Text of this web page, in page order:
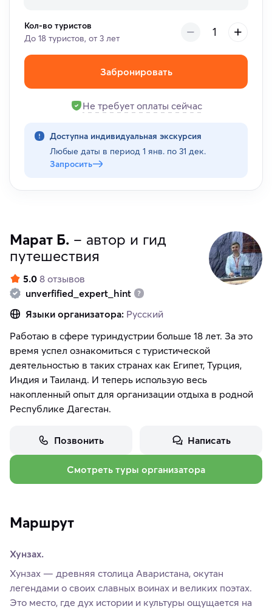
Кол-во туристов
До 18 туристов, от 3 лет
Забронировать
Не требует оплаты сейчас
Доступна индивидуальная экскурсия
Любые даты в период 1 янв. по 31 дек.
Запросить
Марат Б. – автор и гид
путешествия
5.0 8 отзывов
unverfified_expert_hint
Языки организатора: Русский
Работаю в сфере туриндустрии больше 18 лет. За это
время успел ознакомиться с туристической
деятельностью в таких странах как Египет, Турция,
Индия и Таиланд. И теперь использую весь
накопленный опыт для организации отдыха в родной
Республике Дагестан.
Позвонить Написать
Смотреть туры организатора
Маршрут
Хунзах.
Хунзах — древняя столица Аваристана, окутан
легендами о своих славных воинах и великих поэтах.
Это место, где дух истории и культуры ощущается на